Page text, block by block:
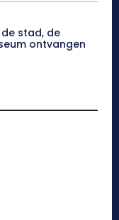
de stad, de
ontvangen